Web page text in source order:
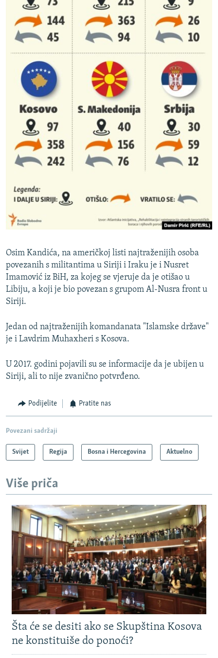
Osim Kandića, na američkoj listi najtraženijih osoba
povezanih s militantima u Siriji i Iraku je i Nusret
Imamović iz BiH, za kojeg se vjeruje da je otišao u
Libiju, a koji je bio povezan s grupom Al-Nusra front u
Siriji.
Jedan od najtraženijih komandanata "Islamske države"
je i Lavdrim Muhaxheri s Kosova.
U 2017. godini pojavili su se informacije da je ubijen u
Siriji, ali to nije zvanično potvrđeno.
Podijelite Pratite nas
Povezani sadržaji
Svijet Regija Bosna i Hercegovina Aktuelno
Više priča
Šta će se desiti ako se Skupština Kosova
ne konstituiše do ponoći?